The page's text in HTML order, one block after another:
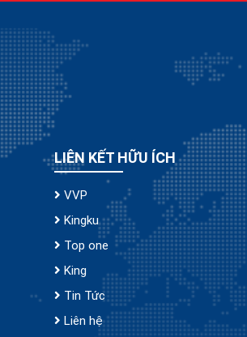
LIÊN KẾT HỮU ÍCH
VVP
Kingku
Top one
King
Tin Tức
Liên hệ